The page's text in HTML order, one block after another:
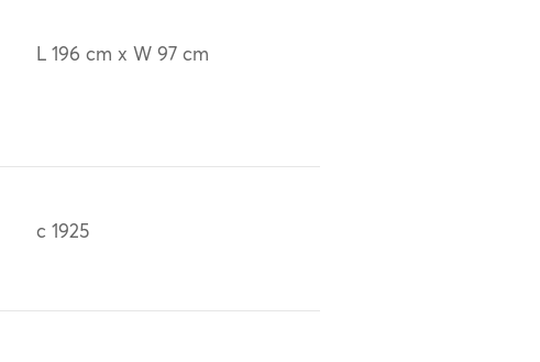
L 196 cm x W 97 cm
c 1925